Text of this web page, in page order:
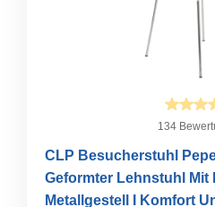
134
CLP Besucherstuhl
Geformter Lehnstuhl Mit
Metallgestell I Komfort